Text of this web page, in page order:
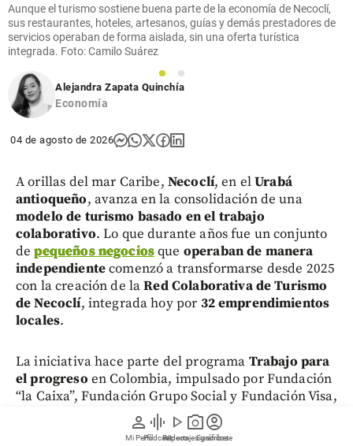
person
Mi Perfil
graphic_eq
Pódcast
play_arrow
Videos
photo_camera
Reportajes gráficos
account_circle
Suscríbete
Aunque el turismo sostiene buena parte de la economía de Necoclí,
sus restaurantes, hoteles, artesanos, guías y demás prestadores de
servicios operaban de forma aislada, sin una oferta turística
integrada. Foto: Camilo Suárez
1
2
Alejandra Zapata Quinchía
Economía
04 de agosto de 2026
A orillas del mar Caribe, Necoclí, en elUrabá
antioqueño, avanza en la consolidación de una
modelo de turismo basado en el trabajo
colaborativo. Lo que durante años fue un conjunto
depequeños negociosque operaban de manera
independientecomenzó a transformarse desde 2025
con la creación de laRed Colaborativa de Turismo
de Necoclí, integrada hoy por 32 emprendimientos
locales.
La iniciativa hace parte del programa Trabajo para
el progreso en Colombia, impulsado por Fundación
“la Caixa”, Fundación Grupo Social y Fundación Visa,
que busca promover lageneración de empleo digno
mujeres y jóvenes en condición de